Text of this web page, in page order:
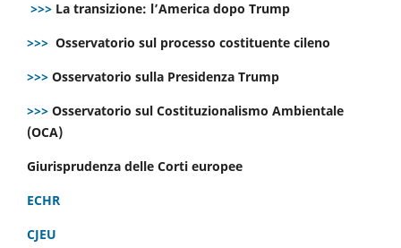
>>> La transizione: l’America dopo Trump
>>> Osservatorio sul processo costituente cileno
>>> Osservatorio sulla Presidenza Trump
>>> Osservatorio sul Costituzionalismo Ambientale
(OCA)
Giurisprudenza delle Corti europee
ECHR
CJEU